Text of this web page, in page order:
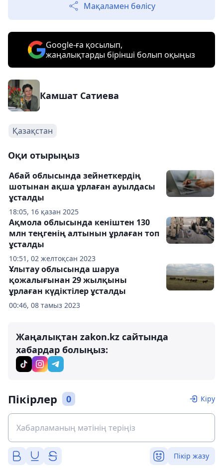
Мақаламен бөлісу
Google-ға қосылып,
жаңалықтарды бірінші болып оқыңыз
Камшат Сатиева
Қазақстан
Оқи отырыңыз
18:05, 16 қазан 2025
Абай облысында зейнеткердің
шотынан ақша ұрлаған ауылдасы
ұсталды
10:51, 02 желтоқсан 2023
Ақмола облысында кеніштен 130
млн теңгенің алтынын ұрлаған топ
ұсталды
00:46, 08 тамыз 2023
Ұлытау облысында шаруа
қожалығынан 29 жылқыны
ұрлаған күдіктілер ұсталды
Жаңалықтан zakon.kz сайтында
хабардар болыңыз:
Пікірлер 0 Кіру
Пікір жазу